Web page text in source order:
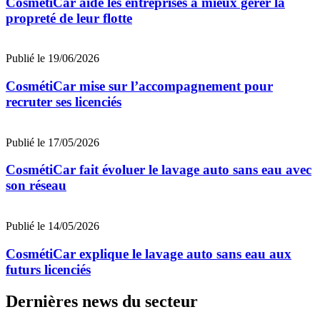
propreté de leur flotte
Publié le 19/06/2026
CosmétiCar mise sur l’accompagnement pour
recruter ses licenciés
Publié le 17/05/2026
CosmétiCar fait évoluer le lavage auto sans eau avec
son réseau
Publié le 14/05/2026
CosmétiCar explique le lavage auto sans eau aux
futurs licenciés
Dernières news du secteur